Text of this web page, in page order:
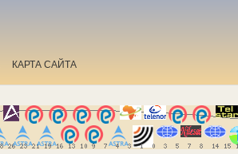
КАРТА САЙТА